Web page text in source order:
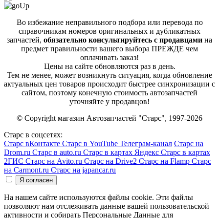
Во избежание неправильного подбора или перевода по
справочникам номеров оригинальных и дубликатных
запчастей, обязательно консультируйтесь с продавцами на
предмет правильности вашего выбора ПРЕЖДЕ чем
оплачивать заказ!
Цены на сайте обновляются раз в день.
Тем не менее, может возникнуть ситуация, когда обновление
актуальных цен товаров происходит быстрее синхронизации с
сайтом, поэтому конечную стоимость автозапчастей
уточняйте у продавцов!
© Copyright магазин Автозапчастей "Старс", 1997-2026
Старс в соцсетях:
Старс вКонтакте Старс в YouTube Телеграм-канал Старс на
Drom.ru Старс в auto.ru Старс в картах Яндекс Старс в картах
2ГИС Старс на Avito.ru Старс на Drive2 Старс на Flamp Старс
на Carmont.ru Старс на japancar.ru
На нашем сайте используются файлы cookie. Эти файлы
позволяют нам отслеживать данные вашей пользовательской
активности и собирать Персональные Данные для